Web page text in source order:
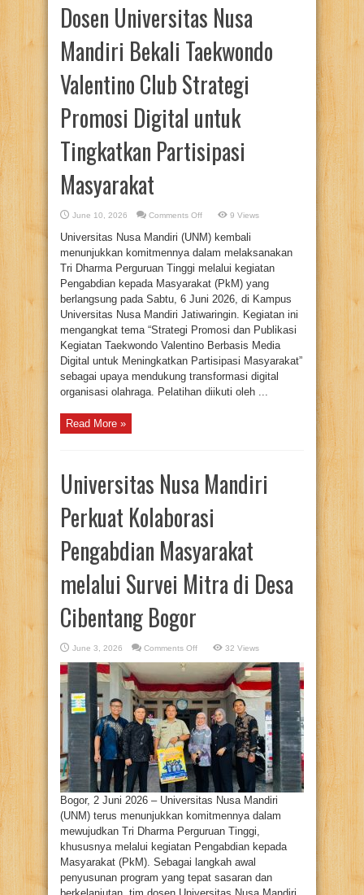
Dosen Universitas Nusa
Mandiri Bekali Taekwondo
Valentino Club Strategi
Promosi Digital untuk
Tingkatkan Partisipasi
Masyarakat
June 10, 2026 Comments Offon
Universitas
Nusa
Mandiri
Taekwondo
Valentino
Club
Strategi
Promosi
Digital
Tingkatkan
Partisipasi
Masyarakat
9 Views
Universitas Nusa Mandiri (UNM) kembali
menunjukkan komitmennya dalam melaksanakan
Tri Dharma Perguruan Tinggi melalui kegiatan
Pengabdian kepada Masyarakat (PkM) yang
berlangsung pada Sabtu, 6 Juni 2026, di Kampus
Universitas Nusa Mandiri Jatiwaringin. Kegiatan ini
mengangkat tema “Strategi Promosi dan Publikasi
Kegiatan Taekwondo Valentino Berbasis Media
Digital untuk Meningkatkan Partisipasi Masyarakat”
sebagai upaya mendukung transformasi digital
organisasi olahraga. Pelatihan diikuti oleh ...
Read More »
Universitas Nusa Mandiri
Perkuat Kolaborasi
Pengabdian Masyarakat
melalui Survei Mitra di Desa
Cibentang Bogor
June 3, 2026 Comments Offon
Mandiri
Perkuat
Kolaborasi
Pengabdian
Masyarakat
melalui
Survei
Mitra
di
Desa
Cibentang
Bogor
32 Views
Bogor, 2 Juni 2026 – Universitas Nusa Mandiri
(UNM) terus menunjukkan komitmennya dalam
mewujudkan Tri Dharma Perguruan Tinggi,
khususnya melalui kegiatan Pengabdian kepada
Masyarakat (PkM). Sebagai langkah awal
penyusunan program yang tepat sasaran dan